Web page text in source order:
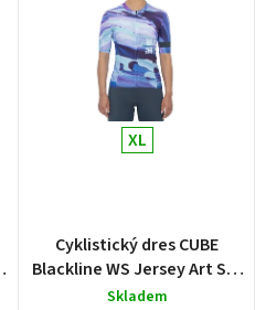
XL
Cyklistický dres CUBE
Blackline WS Jersey Art S/S
pattern
Skladem